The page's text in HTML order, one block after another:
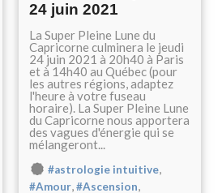
24 juin 2021
La Super Pleine Lune du
Capricorne culminera le jeudi
24 juin 2021 à 20h40 à Paris
et à 14h40 au Québec (pour
les autres régions, adaptez
l'heure à votre fuseau
horaire). La Super Pleine Lune
du Capricorne nous apportera
des vagues d'énergie qui se
mélangeront...
#astrologie intuitive,
#Amour,#Ascension,